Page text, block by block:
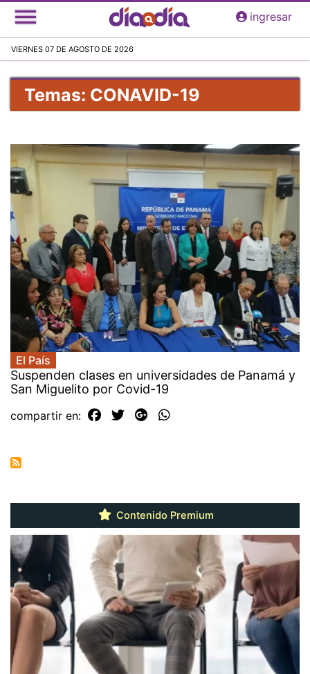
Pasar
al
principal
ingresar
VIERNES 07 DE AGOSTO DE 2026
Temas: CONAVID-19
El País
Suspenden clases en universidades de Panamá y
San Miguelito por Covid-19
compartir en:
Contenido Premium